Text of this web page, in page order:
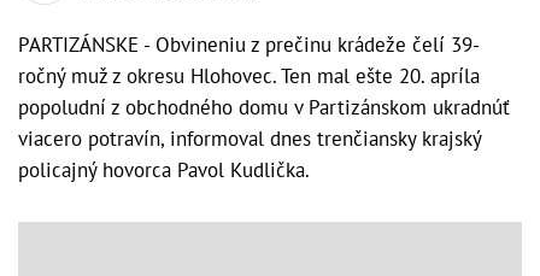
PARTIZÁNSKE - Obvineniu z prečinu krádeže čelí 39-
ročný muž z okresu Hlohovec. Ten mal ešte 20. apríla
popoludní z obchodného domu v Partizánskom ukradnúť
viacero potravín, informoval dnes trenčiansky krajský
policajný hovorca Pavol Kudlička.